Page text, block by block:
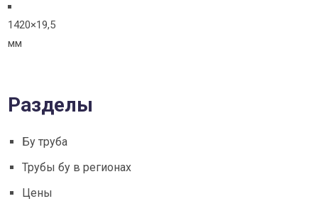
1420×19,5
мм
Разделы
Бу труба
Трубы бу в регионах
Цены